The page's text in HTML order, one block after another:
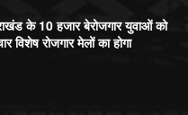
के 10 हजार बेरोजगार युवाओं को
विशेष रोजगार मेलों का होगा